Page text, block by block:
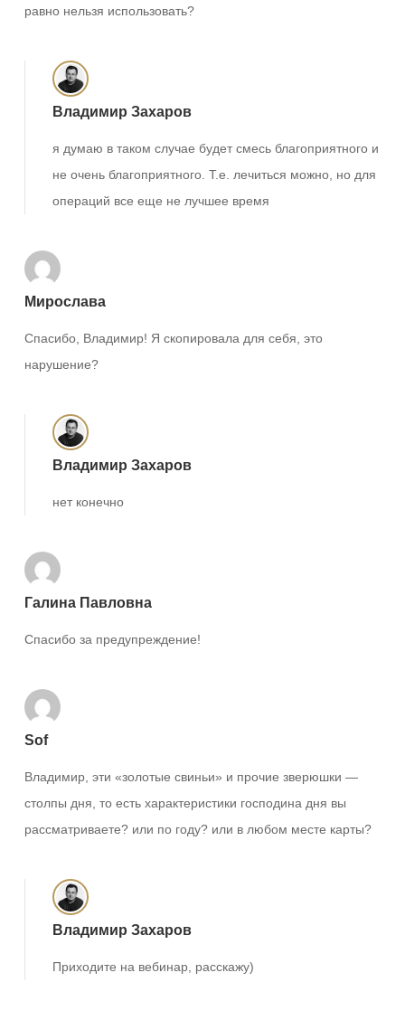
равно нельзя использовать?
Владимир Захаров
я думаю в таком случае будет смесь благоприятного и
не очень благоприятного. Т.е. лечиться можно, но для
операций все еще не лучшее время
Мирослава
Спасибо, Владимир! Я скопировала для себя, это
нарушение?
Владимир Захаров
нет конечно
Галина Павловна
Спасибо за предупреждение!
Sof
Владимир, эти «золотые свиньи» и прочие зверюшки —
столпы дня, то есть характеристики господина дня вы
рассматриваете? или по году? или в любом месте карты?
Владимир Захаров
Приходите на вебинар, расскажу)